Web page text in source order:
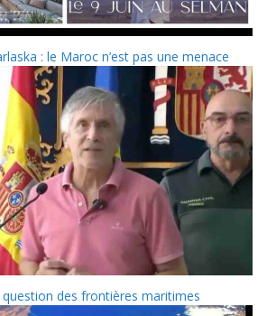
: le Maroc n’est pas une menace
question des frontières maritimes